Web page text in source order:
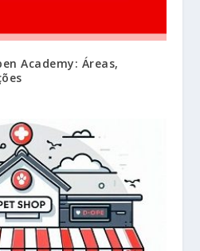
Academy: Áreas,